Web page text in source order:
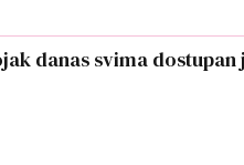
danas svima